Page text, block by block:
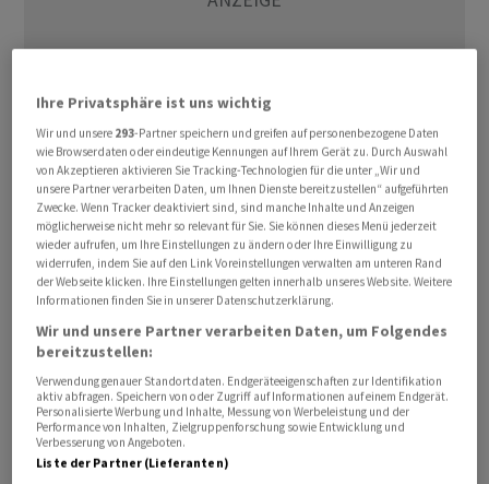
Ausserhalb des Euroraums verlief das Geschäft
zurückhaltend. Der Schweizer SMI sank um 0,3 Prozent
auf 14.376 Punkte. Der britische FTSE 100 büsste 0,1
Prozent auf 10.670 Zähler ein.
Aktien aus der europäischen Rüstungsbranche
erhielten neben dem anstehenden Nato-Gipfel auch
Auftrieb von einem Übernahmevorhaben in Frankreich.
Der Luft- und Raumfahrtkonzern Thales will sich im
Bereich der Kriegsführung unter Wasser sowie im
Navigationsbereich stärken und deshalb den
Ihre Privatsphäre ist uns wichtig
Wir und unsere 293-Partner speichern und greifen auf personenbezogene Daten
wie Browserdaten oder eindeutige Kennungen auf Ihrem Gerät zu. Durch Auswahl
von Akzeptieren aktivieren Sie Tracking-Technologien für die unter „Wir und
unsere Partner verarbeiten Daten, um Ihnen Dienste bereitzustellen“ aufgeführten
Zwecke. Wenn Tracker deaktiviert sind, sind manche Inhalte und Anzeigen
möglicherweise nicht mehr so relevant für Sie. Sie können dieses Menü jederzeit
wieder aufrufen, um Ihre Einstellungen zu ändern oder Ihre Einwilligung zu
widerrufen, indem Sie auf den Link Voreinstellungen verwalten am unteren Rand
der Webseite klicken. Ihre Einstellungen gelten innerhalb unseres Website. Weitere
Informationen finden Sie in unserer Datenschutzerklärung.
Wir und unsere Partner verarbeiten Daten, um Folgendes
bereitzustellen:
Verwendung genauer Standortdaten. Endgeräteeigenschaften zur Identifikation
aktiv abfragen. Speichern von oder Zugriff auf Informationen auf einem Endgerät.
Personalisierte Werbung und Inhalte, Messung von Werbeleistung und der
Performance von Inhalten, Zielgruppenforschung sowie Entwicklung und
Verbesserung von Angeboten.
Liste der Partner (Lieferanten)